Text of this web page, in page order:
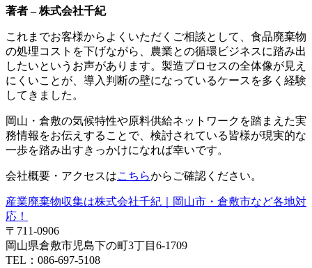
著者 – 株式会社千紀
これまでお客様からよくいただくご相談として、食品廃棄物
の処理コストを下げながら、農業との循環ビジネスに踏み出
したいというお声があります。製造プロセスの全体像が見え
にくいことが、導入判断の壁になっているケースを多く経験
してきました。
岡山・倉敷の気候特性や原料供給ネットワークを踏まえた実
務情報をお伝えすることで、検討されている皆様が現実的な
一歩を踏み出すきっかけになれば幸いです。
会社概要・アクセスはこちらからご確認ください。
産業廃棄物収集は株式会社千紀｜岡山市・倉敷市など各地対
応！
〒711-0906
岡山県倉敷市児島下の町3丁目6-1709
TEL：086-697-5108